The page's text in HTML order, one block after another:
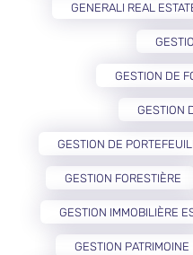
GENERALI REAL
GESTION DE
GESTION
GESTION DE
GESTION FORESTIÈRE
GESTION IMMOBILIÈRE
GESTION PATRIMOINE